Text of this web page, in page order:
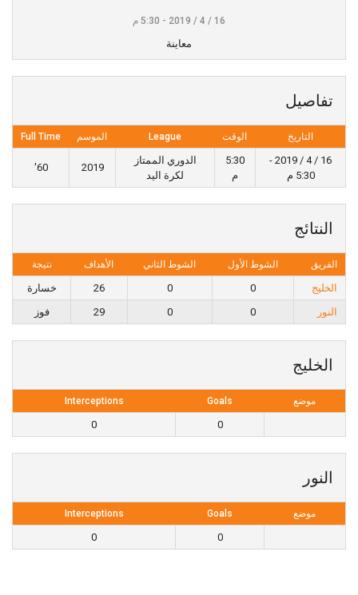
16 / 4 / 2019 - 5:30 م
معاينة
تفاصيل
التاريخ الوقت League الموسم Full Time
16 / 4 / 2019 -
5:30 م
5:30
م
الدوري الممتاز
لكرة اليد
2019
60'
النتائج
الفريق الشوط الأول الشوط الثاني الأهداف نتيجة
الخليج 0
0
26
خسارة
النور
0
0
29 فوز
الخليج
موضع Goals
Interceptions
0
0
النور
موضع Goals
Interceptions
0
0